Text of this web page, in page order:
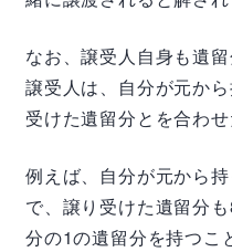
なお、譲受人自身も遺
譲受人は、自分が元か
受けた遺留分とを合わせ
例えば、自分が元から
で、譲り受けた遺留分
分の1の遺留分を持つこ